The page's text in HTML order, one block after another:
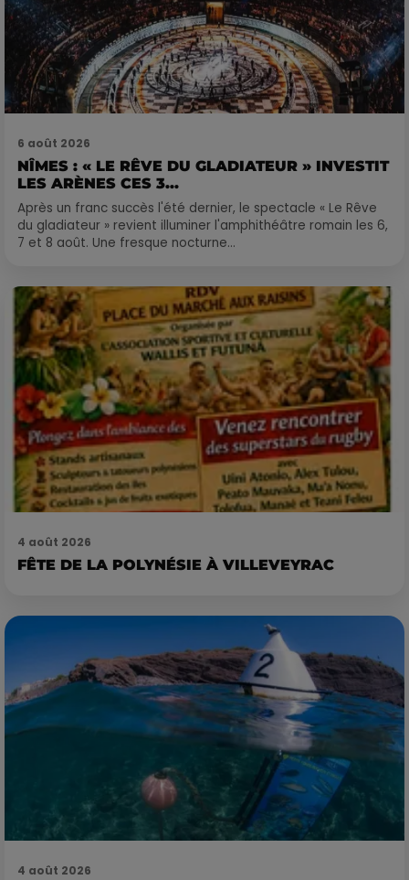
6 août 2026
NÎMES : « LE RÊVE DU GLADIATEUR » INVESTIT
LES ARÈNES CES 3...
Après un franc succès l'été dernier, le spectacle « Le Rêve
du gladiateur » revient illuminer l'amphithéâtre romain les 6,
7 et 8 août. Une fresque nocturne...
4 août 2026
FÊTE DE LA POLYNÉSIE À VILLEVEYRAC
4 août 2026